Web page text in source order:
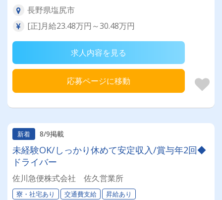
長野県塩尻市
[正]月給23.48万円～30.48万円
求人内容を見る
応募ページに移動
新着 8/9掲載
未経験OK/しっかり休めて安定収入/賞与年2回◆
ドライバー
佐川急便株式会社 佐久営業所
寮・社宅あり 交通費支給 昇給あり